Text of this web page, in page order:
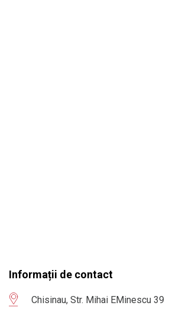
Informații de contact
Chisinau, Str. Mihai EMinescu 39